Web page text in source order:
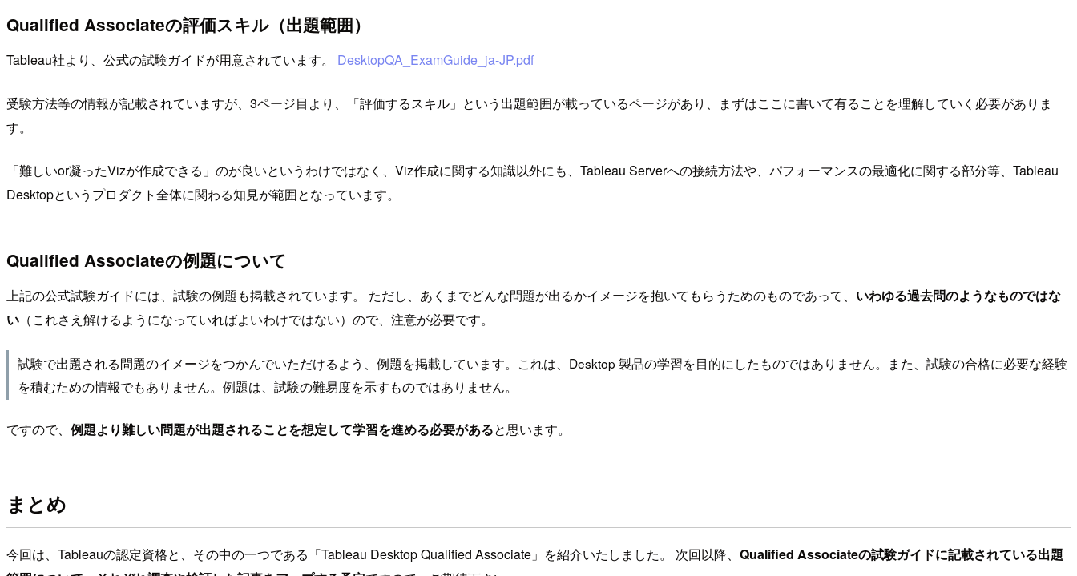
Qualified Associateの評価スキル（出題範囲）
Tableau社より、公式の試験ガイドが用意されています。 DesktopQA_ExamGuide_ja-JP.pdf
受験方法等の情報が記載されていますが、3ページ目より、「評価するスキル」という出題範囲が載っているページがあり、まずはここに書いて有ることを理解していく必要がありま
す。
「難しいor凝ったVizが作成できる」のが良いというわけではなく、Viz作成に関する知識以外にも、Tableau Serverへの接続方法や、パフォーマンスの最適化に関する部分等、Tableau
Desktopというプロダクト全体に関わる知見が範囲となっています。
Qualified Associateの例題について
上記の公式試験ガイドには、試験の例題も掲載されています。 ただし、あくまでどんな問題が出るかイメージを抱いてもらうためのものであって、 いわゆる過去問のようなものではな
い （これさえ解けるようになっていればよいわけではない）ので、注意が必要です。
試験で出題される問題のイメージをつかんでいただけるよう、例題を掲載しています。これは、Desktop 製品の学習を目的にしたものではありません。また、試験の合格に必要な経験
を積むための情報でもありません。例題は、試験の難易度を示すものではありません。
ですので、 例題より難しい問題が出題されることを想定して学習を進める必要があると思います。
まとめ
今回は、Tableauの認定資格と、その中の一つである「Tableau Desktop Qualified Associate」を紹介いたしました。 次回以降、 Qualified Associateの試験ガイドに記載されている出題